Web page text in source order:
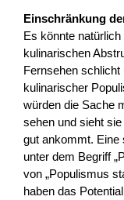
Einschränkung
Es könnte
kulinarischen
Fernsehen
kulinarischer
würden die Sache
sehen und sieht
gut ankommt. Eine
unter dem Begriff
von „Populismus
haben das